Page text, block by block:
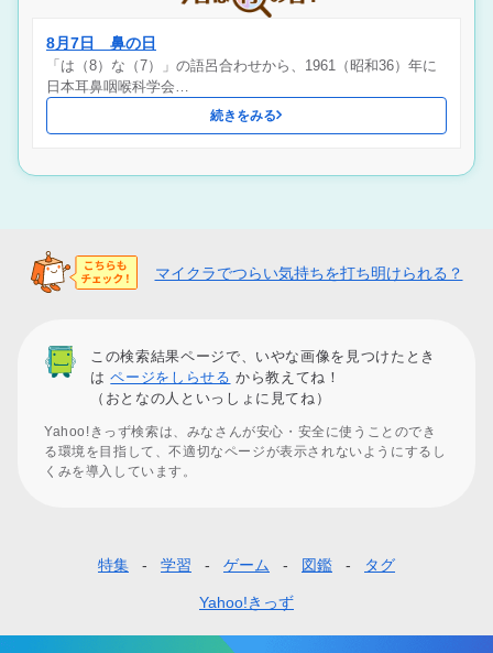
8月7日 鼻の日
「は（8）な（7）」の語呂合わせから、1961（昭和36）年に
日本耳鼻咽喉科学会…
続きをみる
マイクラでつらい気持ちを打ち明けられる？
この検索結果ページで、いやな画像を見つけたとき
はページをしらせる から教えてね！
（おとなの人といっしょに見てね）
Yahoo!きっず検索は、みなさんが安心・安全に使うことのでき
る環境を目指して、不適切なページが表示されないようにするし
くみを導入しています。
タ
特集 学習 ゲーム 図鑑 タグ
Yahoo!きっず